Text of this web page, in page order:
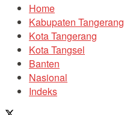
Home
Kabupaten Tangerang
Kota Tangerang
Kota Tangsel
Banten
Nasional
Indeks